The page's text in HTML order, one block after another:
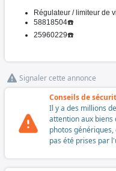
Régulateur / limiteur de
58818504☎️
25960229☎️
Signaler cette annonce
Conseils de
Il y a des millions
attention aux biens
photos
pas été prises par